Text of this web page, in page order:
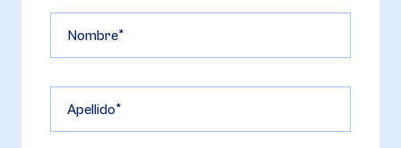
Nombre
Apellido